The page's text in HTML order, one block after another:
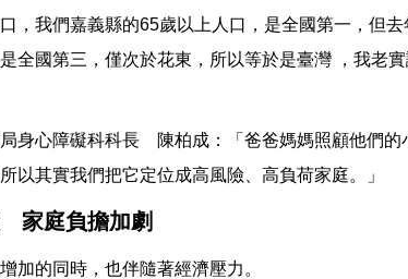
，我們嘉義縣的65歲以上人口，是全國第一，但
全國第三，僅次於花東，所以等於是臺灣 ，我老
身心障礙科科長 陳柏成：「爸爸媽媽照顧他們的
以其實我們把它定位成高風險、高負荷家庭。」
家庭負擔加劇
加的同時，也伴隨著經濟壓力。